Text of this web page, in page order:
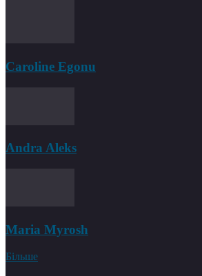
Caroline Egonu
Andra Aleks
Maria Myrosh
Більше